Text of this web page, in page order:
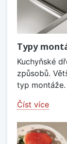
Typy
Kuchyňské
způsobů.
typ montáže.
Číst více